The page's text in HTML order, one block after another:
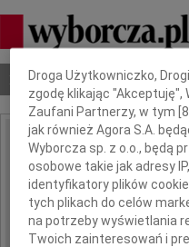
Nekrologi Odeszli
IMIĘ I NAZWISKO:
REGION: Kraków
DATA EMISJI: 28.07.2012
Dbamy o Twoją prywatność
Droga Użytkowniczko,
zgodę klikając "Akceptuję",
Zaufani Partnerzy, w tym [
jak również Agora S.A.
Wyborcza sp. z o.o., będą
osobowe takie jak adresy
identyfikatory plików
tych plikach do celów
na potrzeby wyświetlania
Twoich zainteresowań i